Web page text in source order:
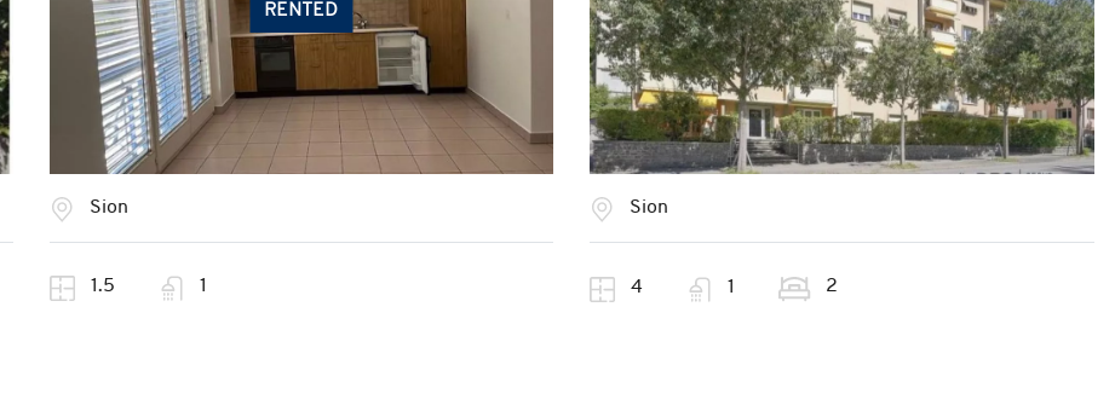
RENTED
Sion
1.5 1
Sion
4 1 2